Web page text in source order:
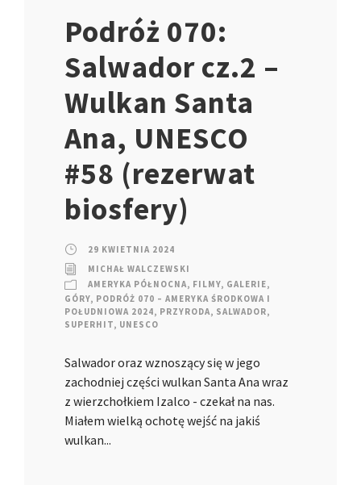
Podróż 070:
Salwador cz.2 –
Wulkan Santa
Ana, UNESCO
#58 (rezerwat
biosfery)
29 KWIETNIA 2024
MICHAŁ WALCZEWSKI
AMERYKA PÓŁNOCNA, FILMY, GALERIE,
GÓRY, PODRÓŻ 070 – AMERYKA ŚRODKOWA I
POŁUDNIOWA 2024, PRZYRODA, SALWADOR,
SUPERHIT, UNESCO
Salwador oraz wznoszący się w jego
zachodniej części wulkan Santa Ana wraz
z wierzchołkiem Izalco - czekał na nas.
Miałem wielką ochotę wejść na jakiś
wulkan...